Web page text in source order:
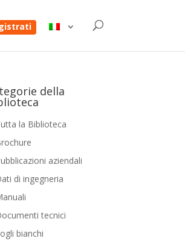
della
la Biblioteca
aziendali
di ingegneria
tecnici
bianchi